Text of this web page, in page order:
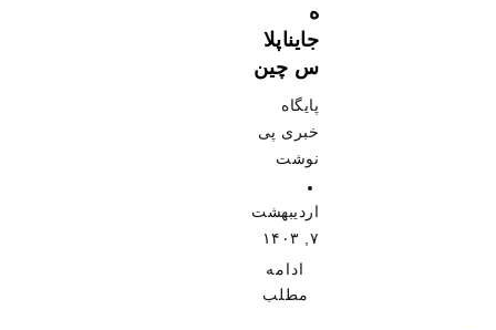
ه
جایناپلا
س چین
پایگاه
خبری پی
نوشت
اردیبهشت
۷, ۱۴۰۳
ادامه
مطلب